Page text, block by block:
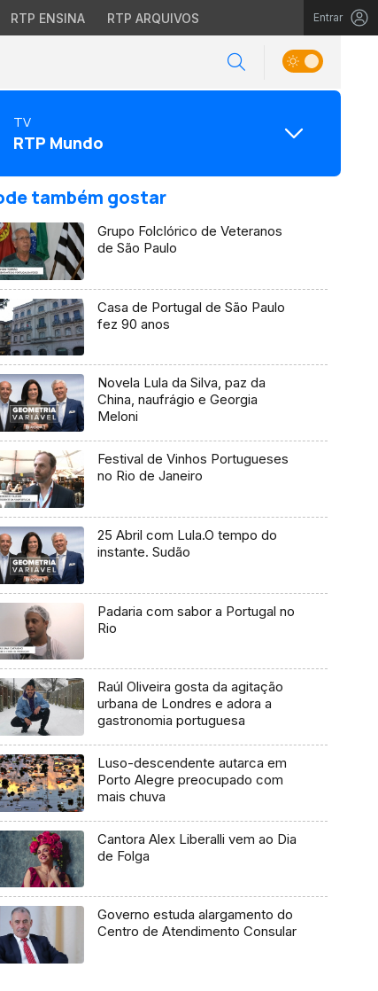
RTP ENSINA RTP ARQUIVOS Entrar
TV
RTP Mundo
também gostar
Grupo Folclórico de Veteranos
de São Paulo
Casa de Portugal de São Paulo
fez 90 anos
Novela Lula da Silva, paz da
China, naufrágio e Georgia
Meloni
Festival de Vinhos Portugueses
no Rio de Janeiro
25 Abril com Lula.O tempo do
instante. Sudão
Padaria com sabor a Portugal no
Rio
Raúl Oliveira gosta da agitação
urbana de Londres e adora a
gastronomia portuguesa
Luso-descendente autarca em
Porto Alegre preocupado com
mais chuva
Cantora Alex Liberalli vem ao Dia
de Folga
Governo estuda alargamento do
Centro de Atendimento Consular